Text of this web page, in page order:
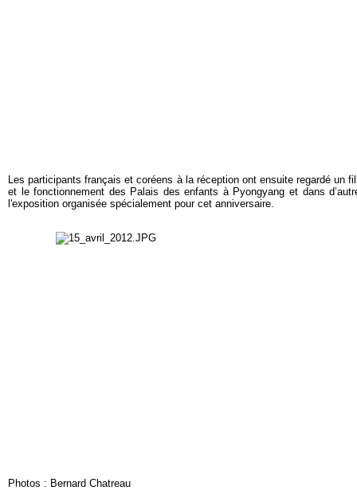
Les participants français et coréens à la réception ont ensuite regardé un
et le fonctionnement des Palais des enfants à Pyongyang et dans
l'exposition organisée spécialement pour cet anniversaire.
Photos : Bernard Chatreau